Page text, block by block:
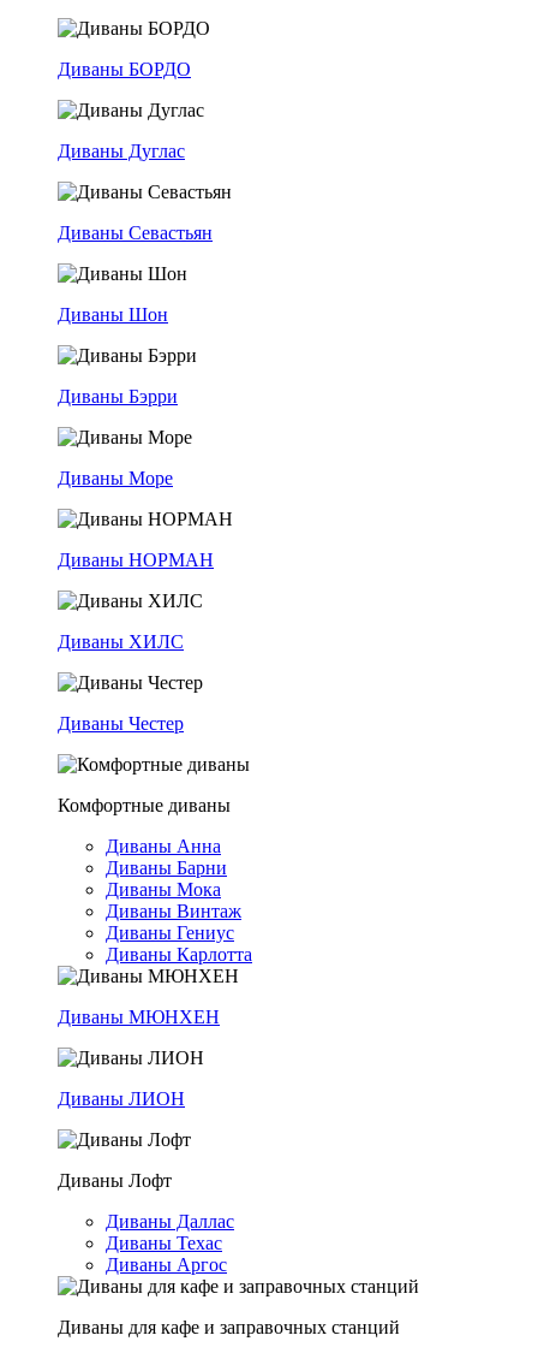
Диваны БОРДО
Диваны Дуглас
Диваны Севастьян
Диваны Шон
Диваны Бэрри
Диваны Море
Диваны НОРМАН
Диваны ХИЛС
Диваны Честер
Комфортные диваны
Диваны Анна
Диваны Барни
Диваны Мока
Диваны Винтаж
Диваны Гениус
Диваны Карлотта
Диваны МЮНХЕН
Диваны ЛИОН
Диваны Лофт
Диваны Даллас
Диваны Техас
Диваны Аргос
Диваны для кафе и заправочных станций